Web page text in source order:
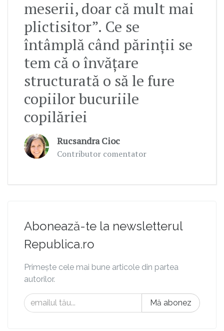
meserii, doar că mult mai
plictisitor”. Ce se
întâmplă când părinții se
tem că o învățare
structurată o să le fure
copiilor bucuriile
copilăriei
Rucsandra Cioc
Contributor comentator
Abonează-te la newsletterul
Republica.ro
Primește cele mai bune articole din partea
autorilor.
Mă abonez